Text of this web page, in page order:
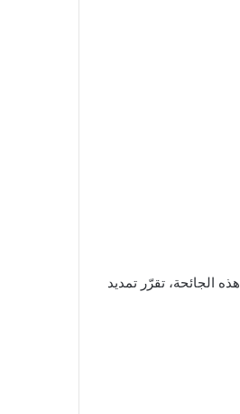
على انتشار هذه الجائحة، تقرّر تمديد